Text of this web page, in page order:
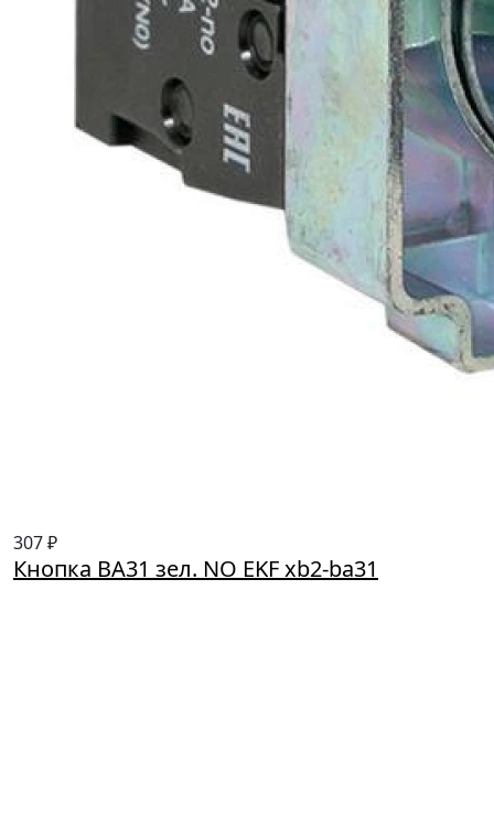
307 ₽
Кнопка BA31 зел. NO EKF xb2-ba31